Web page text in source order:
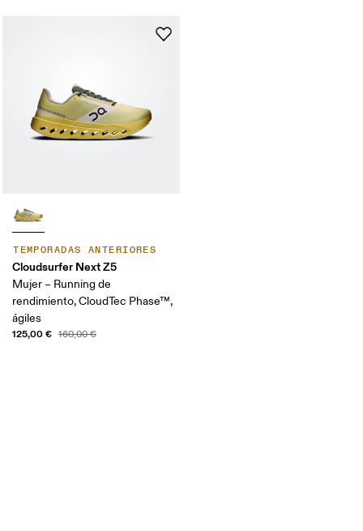
TEMPORADAS ANTERIORES
Cloudsurfer Next Z5
Mujer – Running de
rendimiento, CloudTec Phase™,
ágiles
125,00 € 160,00 €